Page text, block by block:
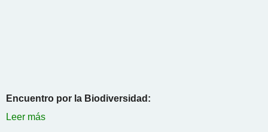
Encuentro por la Biodiversidad:
Leer más